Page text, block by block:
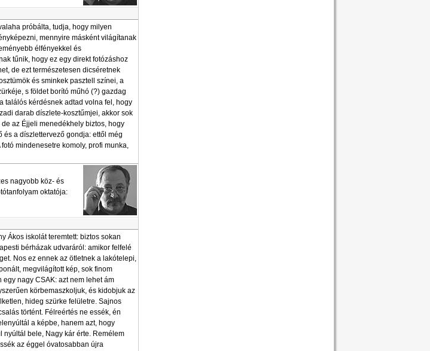
próbálta, tudja, hogy milyen
mennyire másként világítanak
élfényekkel és
tűnik, hogy ez egy direkt fotózáshoz
de ezt természetesen dicséretnek
és sminkek pasztell színei, a
s földet borító műhó (?) gazdag
találós kérdésnek adtad volna fel, hogy
darab díszlete-kosztűmjei, akkor sok
az Éjjeli menedékhely biztos, hogy
és a díszlettervező gondja: ettől még
mindenesetre komoly, profi munka,
nagyobb köz- és
oktatója:
Ákos iskolát teremtett: biztos sokan
bérházak udvaráról: amikor felfelé
Nos ez ennek az ötletnek a lakótelepi,
megvilágított kép, sok finom
nagy CSAK: azt nem lehet ám
körbemaszkoljuk, és kidobjuk az
hideg szürke felületre. Sajnos
történt. Félreértés ne essék, én
a képbe, hanem azt, hogy
nyúltál bele, Nagy kár érte. Remélem
az éggel óvatosabban újra